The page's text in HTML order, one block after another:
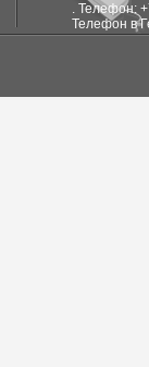
. Телефон:
Телефон в